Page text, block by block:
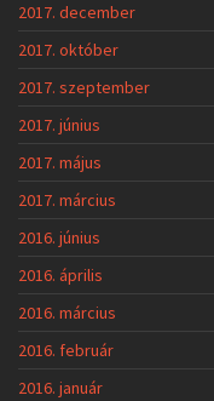
2017. december
2017. október
2017. szeptember
2017. június
2017. május
2017. március
2016. június
2016. április
2016. március
2016. február
2016. január